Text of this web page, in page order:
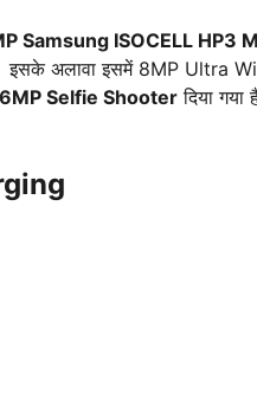
Samsung ISOCELL HP3
अलावा इसमें 8MP Ultra
Selfie Shooter दिया